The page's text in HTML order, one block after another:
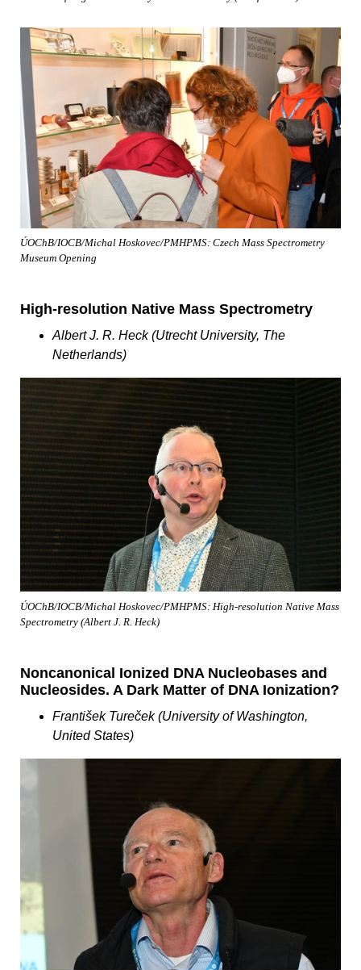
ÚOChB/IOCB/Michal Hoskovec/PMHPMS: Czech Mass Spectrometry
Museum Opening
High-resolution Native Mass Spectrometry
Albert J. R. Heck (Utrecht University, The
Netherlands)
ÚOChB/IOCB/Michal Hoskovec/PMHPMS: High-resolution Native Mass
Spectrometry (Albert J. R. Heck)
Noncanonical Ionized DNA Nucleobases and
Nucleosides. A Dark Matter of DNA Ionization?
František Tureček (University of Washington,
United States)